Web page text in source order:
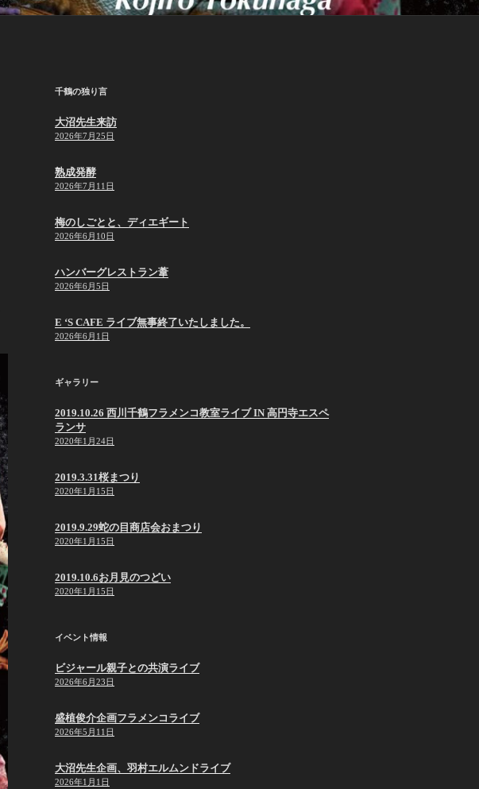
千鶴の独り言
大沼先生来訪
2026年7月25日
熟成発酵
2026年7月11日
梅のしごとと、ディエギート
2026年6月10日
ハンバーグレストラン葦
2026年6月5日
E ‘S CAFE ライブ無事終了いたしました。
2026年6月1日
ギャラリー
2019.10.26 西川千鶴フラメンコ教室ライブ IN 高円寺エスペ
ランサ
2020年1月24日
2019.3.31桜まつり
2020年1月15日
2019.9.29蛇の目商店会おまつり
2020年1月15日
2019.10.6お月見のつどい
2020年1月15日
イベント情報
ビジャール親子との共演ライブ
2026年6月23日
盛植俊介企画フラメンコライブ
2026年5月11日
大沼先生企画、羽村エルムンドライブ
2026年1月1日